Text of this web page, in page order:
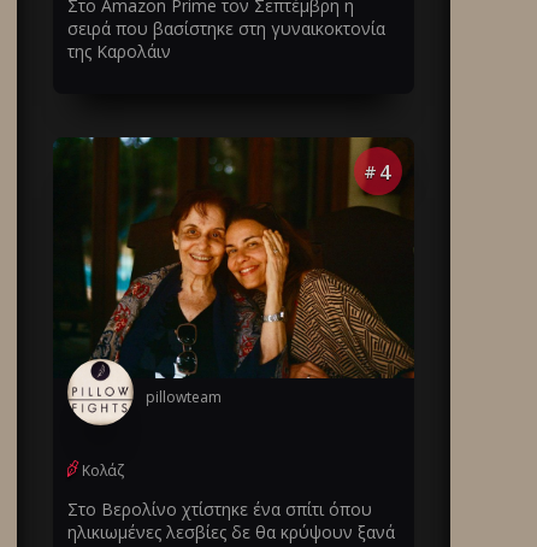
Στο Amazon Prime τον Σεπτέμβρη η
σειρά που βασίστηκε στη γυναικοκτονία
της Καρολάιν
# 4
pillowteam
Κολάζ
Στο Βερολίνο χτίστηκε ένα σπίτι όπου
ηλικιωμένες λεσβίες δε θα κρύψουν ξανά